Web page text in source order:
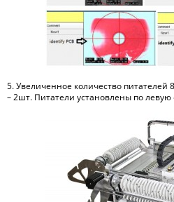
5. Увеличенное количество
– 2шт. Питатели установлены по левую